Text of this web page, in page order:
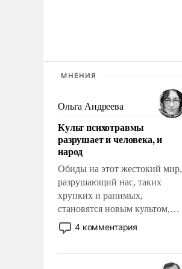
МНЕНИЯ
Ольга Андреева
Культ психотравмы
разрушает и человека, и
народ
Обиды на этот жестокий мир,
разрушающий нас, таких
хрупких и ранимых,
становятся новым культом,
постепенно вытесняя и
отменяя традиционное
мужественным и твердым под
4 комментария